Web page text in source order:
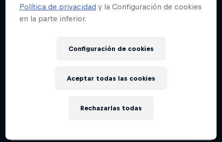
Política de privacidad y la Configuración de cookies
en la parte inferior.
Configuración de cookies
Rechazarlas todas
Aceptar todas las cookies